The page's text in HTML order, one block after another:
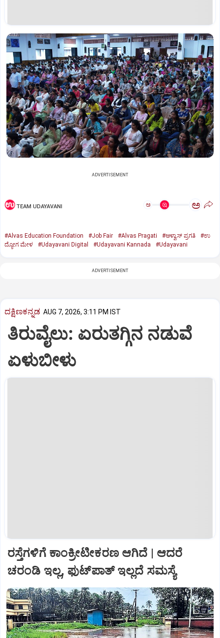
ADVERTISEMENT
TEAM UDAYAVANI ಅ ಅ
#Alvas Education Foundation #Job Fair #Alvas Pragati #ಆಳ್ವಾಸ್‌ ಪ್ರಗತಿ
#ಉ
ದ್ಯೋಗ ಮೇಳ
#Udayavani Digital #Udayavani Kannada #Udayavani
ADVERTISEMENT
ದಕ್ಷಿಣಕನ್ನಡ AUG 7, 2026, 3:11 PM IST
ತಿರುವೈಲು: ಏರುತಗ್ಗಿನ ನಡುವೆ
ಏಳುಬೀಳು
ರಸ್ತೆಗಳಿಗೆ ಕಾಂಕ್ರೀಟೀಕರಣ ಆಗಿದೆ | ಆದರೆ
ಚರಂಡಿ ಇಲ್ಲ, ಫುಟ್‌ಪಾತ್‌ ಇಲ್ಲದೆ ಸಮಸ್ಯೆ